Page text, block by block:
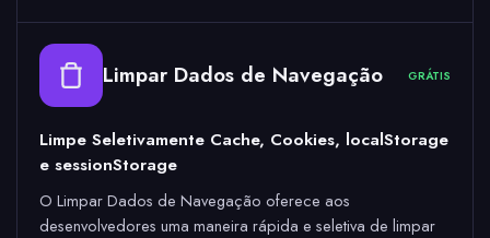
Limpar Dados de Navegação GRÁTIS
Limpe Seletivamente Cache, Cookies, localStorage
e sessionStorage
O Limpar Dados de Navegação oferece aos
desenvolvedores uma maneira rápida e seletiva de limpar